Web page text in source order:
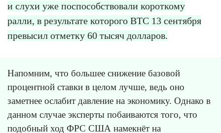
и слухи уже поспособствовали короткому
ралли, в результате которого BTC 13 сентября
превысил отметку 60 тысяч долларов.
Напомним, что большее снижение базовой
процентной ставки в целом лучше, ведь оно
заметнее ослабит давление на экономику. Однако в
данном случае эксперты побаиваются того, что
подобный ход ФРС США намекнёт на